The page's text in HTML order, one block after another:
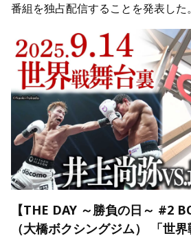
番組を独占配信することを発表した。
【THE DAY ～勝負の日～ #2
（大橋ボクシングジム） 「世